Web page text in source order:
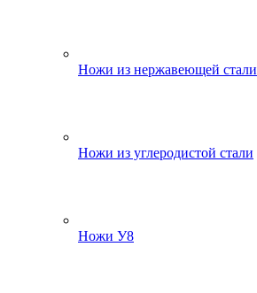
Ножи из нержавеющей стали
Ножи из углеродистой стали
Ножи У8